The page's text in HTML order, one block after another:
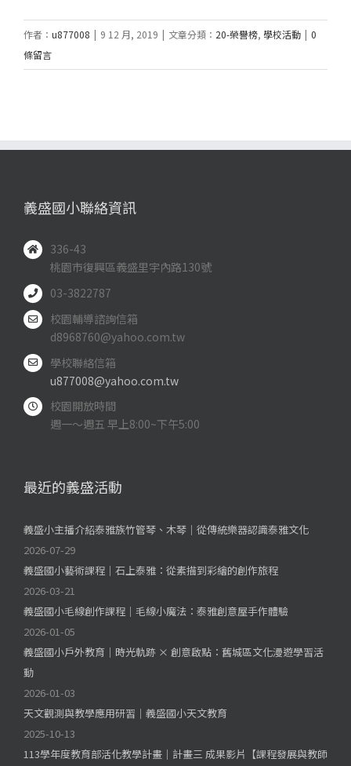
作者： u877008 | 9 12 月, 2019 | 文章分類： 20-榮譽榜, 學校活動 | 0
條留言
義盛國小聯絡資訊
336-43
桃園市復興區義盛里宇內路130號
03-3822787
校園輔導諮詢信箱
d8968760@yahoo.com.tw
學校聯絡信箱
u877008@yahoo.com.tw
校園開放時間
週一～週五 早上8:00~下午5:00
最近的義盛活動
義盛小主播介紹泰雅族竹管琴、木琴｜從傳統樂器認識泰雅文化
2026-07-29
義盛國小藝術課程｜石上泰雅：從素描到彩繪的創作旅程
2026-03-21
義盛國小毛線創作課程｜毛線小魔法：泰雅創意屋手作體驗
2026-01-05
義盛國小戶外教育｜時光軌跡 × 創意啟點：舊城區文化漫遊學習活
動
2026-01-03
天文觀測與教學應用研習｜義盛國小天文教育
2025-10-13
113學年度教育部活化教學計畫｜計畫三 成果影片【課程發展與教師